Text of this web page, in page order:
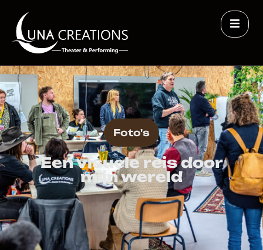
Foto's
Een visuele reis door
mijn wereld